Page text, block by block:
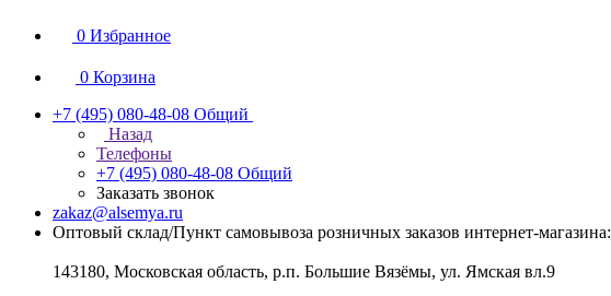
0 Избранное
0 Корзина
+7 (495) 080-48-08 Общий
Назад
Телефоны
+7 (495) 080-48-08 Общий
Заказать звонок
zakaz@alsemya.ru
Оптовый склад/Пункт самовывоза розничных заказов интернет-магазина:
143180, Московская область, р.п. Большие Вязёмы, ул. Ямская вл.9